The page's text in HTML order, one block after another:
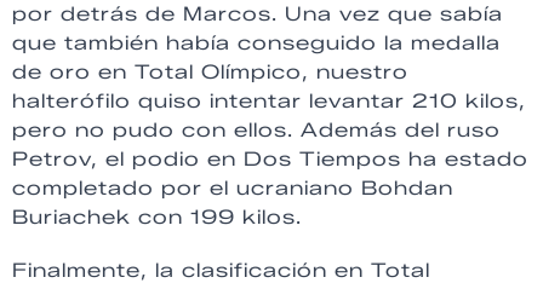
por detrás de Marcos. Una vez que sabía
que también había conseguido la medalla
de oro en Total Olímpico, nuestro
halterófilo quiso intentar levantar 210 kilos,
pero no pudo con ellos. Además del ruso
Petrov, el podio en Dos Tiempos ha estado
completado por el ucraniano Bohdan
Buriachek con 199 kilos.
Finalmente, la clasificación en Total